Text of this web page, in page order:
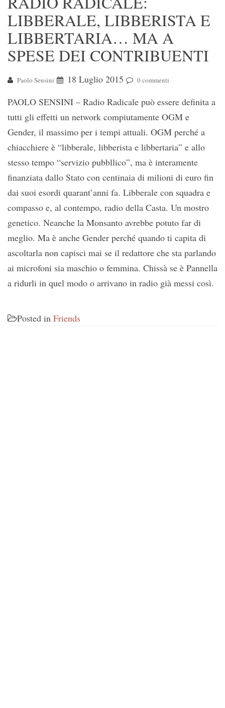
LIBBERALE, LIBBERISTA E
LIBBERTARIA… MA A
SPESE DEI CONTRIBUENTI
Paolo Sensini 18 Luglio 2015 0 commenti
PAOLO SENSINI – Radio Radicale può essere definita a
tutti gli effetti un network compiutamente OGM e
Gender, il massimo per i tempi attuali. OGM perché a
chiacchiere è “libberale, libberista e libbertaria” e allo
stesso tempo “servizio pubbllico”, ma è interamente
finanziata dallo Stato con centinaia di milioni di euro fin
dai suoi esordi quarant’anni fa. Libberale con squadra e
compasso e, al contempo, radio della Casta. Un mostro
genetico. Neanche la Monsanto avrebbe potuto far di
meglio. Ma è anche Gender perché quando ti capita di
ascoltarla non capisci mai se il redattore che sta parlando
ai microfoni sia maschio o femmina. Chissà se è Pannella
a ridurli in quel modo o arrivano in radio già messi così.
Posted in Friends